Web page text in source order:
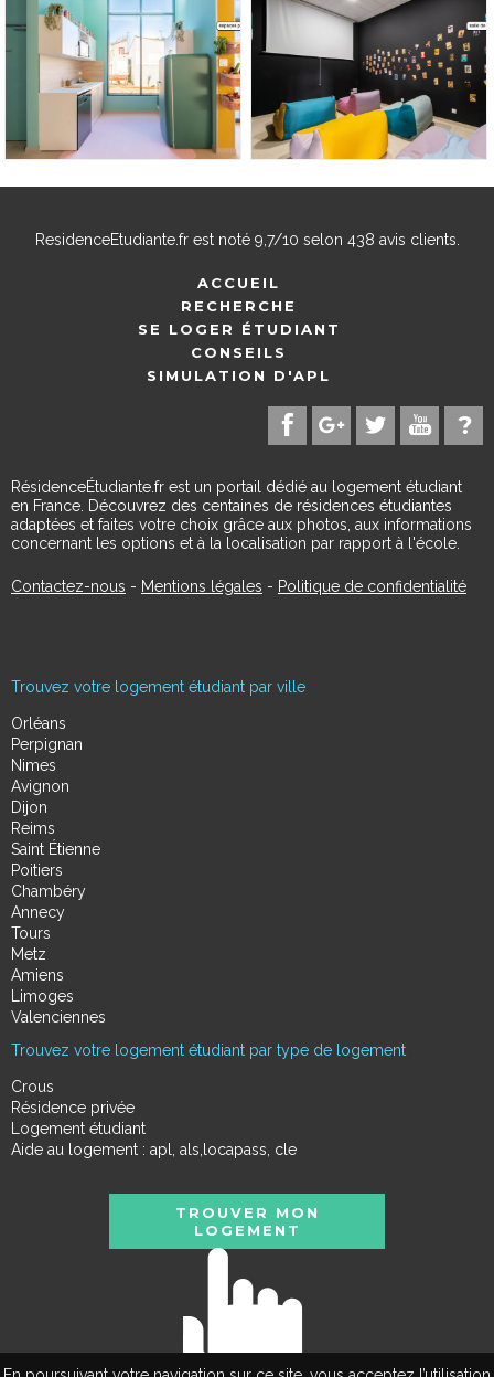
ResidenceEtudiante.frest noté 9,7/10 selon 438 avis clients.
ACCUEIL
RECHERCHE
SE LOGER ÉTUDIANT
CONSEILS
SIMULATION D'APL
RésidenceÉtudiante.fr est un portail dédié au logement étudiant
en France. Découvrez des centaines de résidences étudiantes
adaptées et faites votre choix grâce aux photos, aux informations
concernant les options et à la localisation par rapport à l'école.
Contactez-nous - Mentions légales - Politique de confidentialité
Trouvez votre logement étudiant par ville
Orléans
Perpignan
Nimes
Avignon
Dijon
Reims
Saint Étienne
Poitiers
Chambéry
Annecy
Tours
Metz
Amiens
Limoges
Valenciennes
Trouvez votre logement étudiant par type de logement
Crous
Résidence privée
Logement étudiant
Aide au logement : apl, als,locapass, cle
TROUVER MON
LOGEMENT